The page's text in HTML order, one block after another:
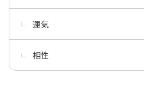
運気
相性